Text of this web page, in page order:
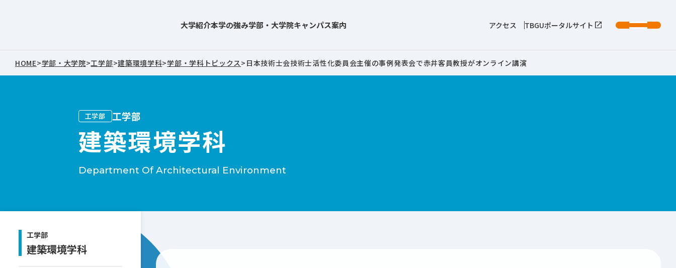
大学紹介本学の強み学部・大学院キャンパス案内 アクセス TBGUポータルサイト
HOME>学部・大学院>工学部>建築環境学科>学部・学科トピックス > 日本技術士会技術士活性化委員会主催の事例発表会で赤井客員教授がオンライン講演
工学部 工学部
建築環境学科
Department Of Architectural Environment
工学部
建築環境学科